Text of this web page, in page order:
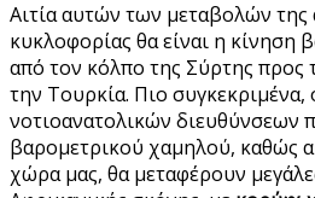
Αιτία αυτών των μεταβολών της
κυκλοφορίας θα είναι η κίνηση
από τον κόλπο της Σύρτης
την Τουρκία. Πιο συγκεκριμένα,
νοτιοανατολικών διευθύνσεων
βαρομετρικού χαμηλού, καθώς
χώρα μας, θα μεταφέρουν